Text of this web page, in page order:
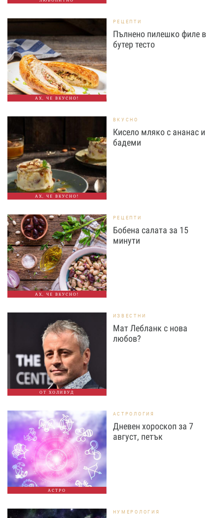
АХ, ЧЕ ВКУСНО!
РЕЦЕПТИ
Пълнено пилешко филе в
бутер тесто
АХ, ЧЕ ВКУСНО!
ВКУСНО
Кисело мляко с ананас и
бадеми
АХ, ЧЕ ВКУСНО!
РЕЦЕПТИ
Бобена салата за 15
минути
ОТ ХОЛИВУД
ИЗВЕСТНИ
Мат Лебланк с нова
любов?
АСТРО
АСТРОЛОГИЯ
Дневен хороскоп за 7
август, петък
НУМЕРОЛОГИЯ